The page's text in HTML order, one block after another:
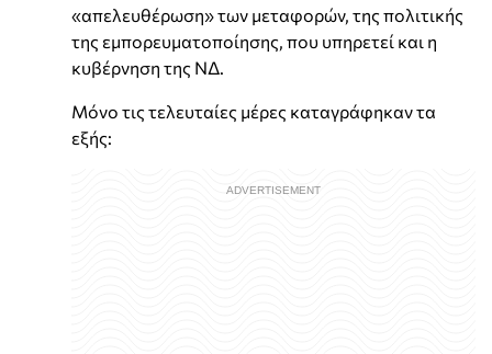
«απελευθέρωση» των μεταφορών, της πολιτικής
της εμπορευματοποίησης, που υπηρετεί και η
κυβέρνηση της ΝΔ.
Μόνο τις τελευταίες μέρες καταγράφηκαν τα
εξής: